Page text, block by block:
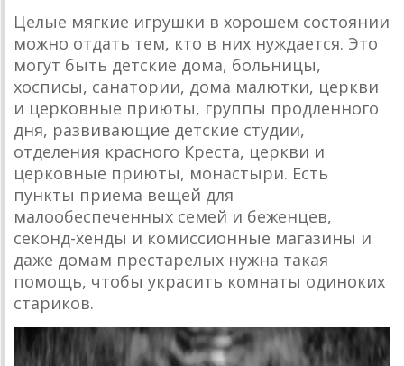
Целые мягкие игрушки в хорошем состоянии
можно отдать тем, кто в них нуждается. Это
могут быть детские дома, больницы,
хосписы, санатории, дома малютки, церкви
и церковные приюты, группы продленного
дня, развивающие детские студии,
отделения красного Креста, церкви и
церковные приюты, монастыри. Есть
пункты приема вещей для
малообеспеченных семей и беженцев,
секонд-хенды и комиссионные магазины и
даже домам престарелых нужна такая
помощь, чтобы украсить комнаты одиноких
стариков.